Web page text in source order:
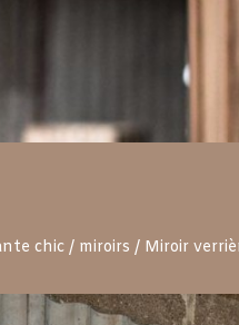
here. Edit or remove this
apply custom CSS to this text
chic / miroirs / Miroir